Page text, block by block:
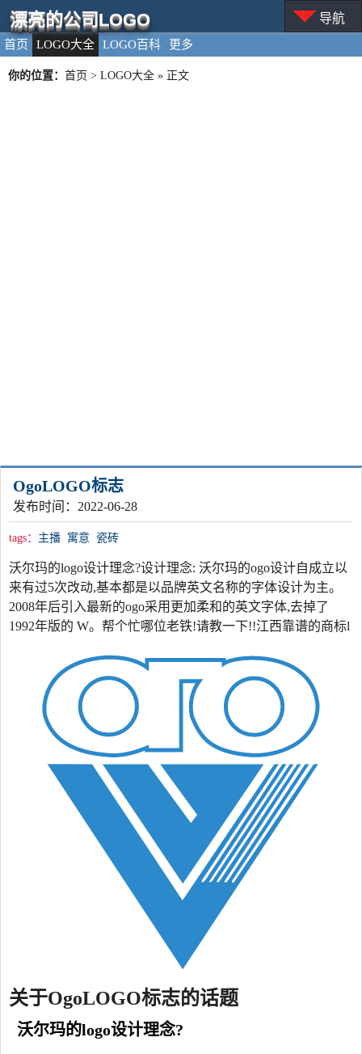
首页 LOGO大全 LOGO百科 更多
漂亮的公司LOGO 导航
你的位置： 首页 > LOGO大全 » 正文
OgoLOGO标志
发布时间：2022-06-28
tags： 主播 寓意 瓷砖
沃尔玛的logo设计理念?设计理念: 沃尔玛的ogo设计自成立以
来有过5次改动,基本都是以品牌英文名称的字体设计为主。
2008年后引入最新的ogo采用更加柔和的英文字体,去掉了
1992年版的 W。帮个忙哪位老铁!请教一下!!江西靠谱的商标l
关于OgoLOGO标志的话题
沃尔玛的logo设计理念?